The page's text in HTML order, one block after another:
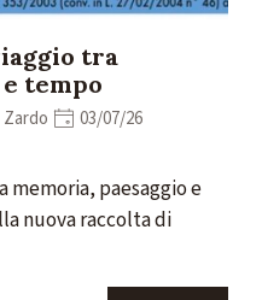
tra
tempo
03/07/26
memoria, paesaggio e
nuova raccolta di